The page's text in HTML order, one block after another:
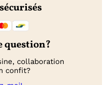
question?
collaboration
confit?